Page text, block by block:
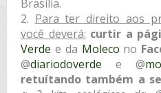
Brasília.
2. Para ter direito aos
você deverá: curtir a
Verde e da Moleco no
@diariodoverde e @
retuítando também a